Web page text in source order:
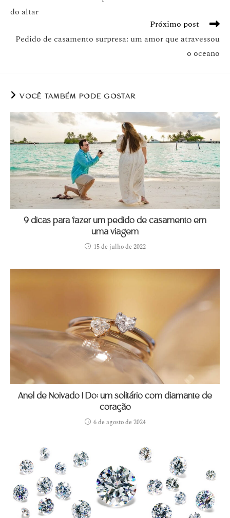
do altar
Próximo post
Pedido de casamento surpresa: um amor que atravessou
o oceano
VOCÊ TAMBÉM PODE GOSTAR
9 dicas para fazer um pedido de casamento em
uma viagem
15 de julho de 2022
Anel de Noivado I Do: um solitário com diamante de
coração
6 de agosto de 2024